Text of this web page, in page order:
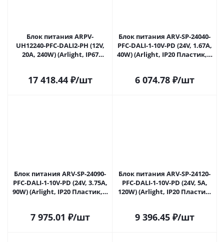
Блок питания ARPV-
UH12240-PFC-DALI2-PH (12V,
20A, 240W) (Arlight, IP67
17 418.44₽/шт
Блок питания ARV-SP-24040-
PFC-DALI-1-10V-PD (24V, 1.67A,
40W) (Arlight, IP20 Пластик, 5
6 074.78₽/шт
Блок питания ARV-SP-24090-
PFC-DALI-1-10V-PD (24V, 3.75A,
90W) (Arlight, IP20 Пластик, 5
7 975.01 ₽/шт
Блок питания ARV-SP-24120-
PFC-DALI-1-10V-PD (24V, 5A,
120W) (Arlight, IP20 Пластик,
9 396.45₽/шт